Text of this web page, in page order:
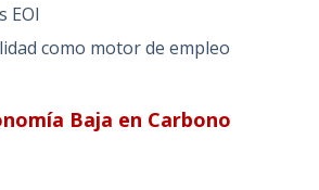
EOI
como motor de empleo
Baja en Carbono